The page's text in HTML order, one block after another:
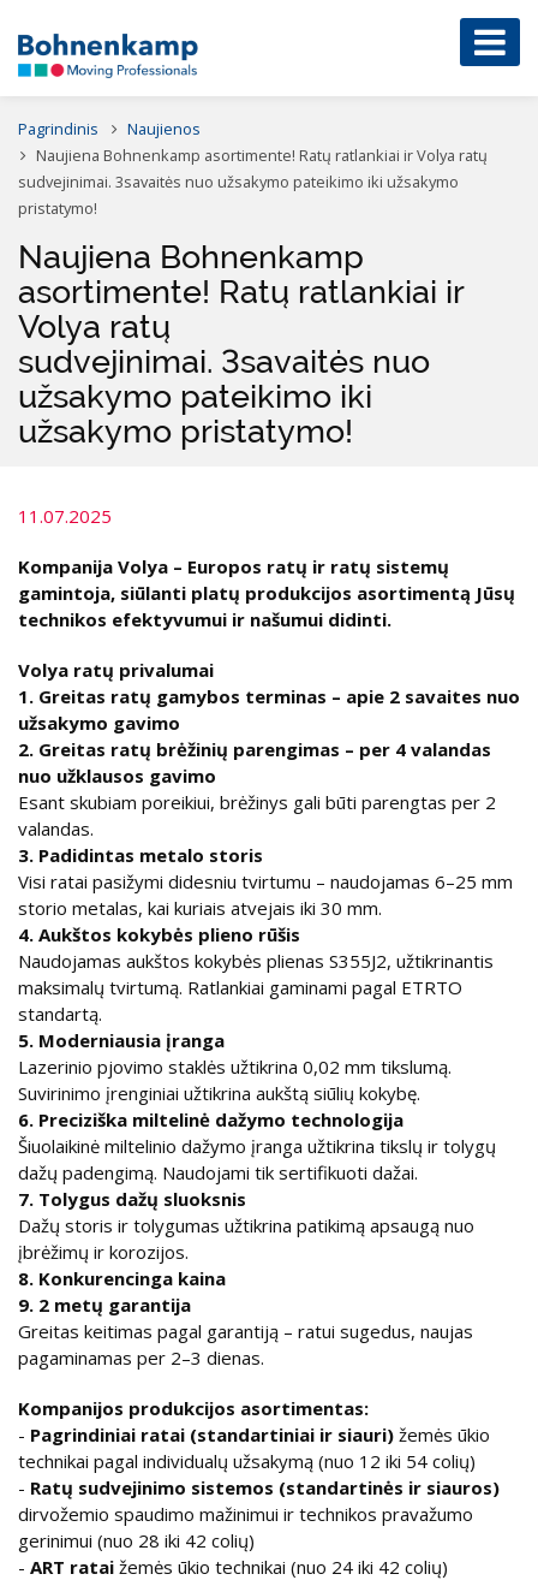
Pagrindinis
Naujienos
Naujiena Bohnenkamp asortimente! Ratų ratlankiai ir Volya ratų
sudvejinimai. 3savaitės nuo užsakymo pateikimo iki užsakymo
pristatymo!
Naujiena Bohnenkamp
asortimente! Ratų ratlankiai ir
Volya ratų
sudvejinimai. 3savaitės nuo
užsakymo pateikimo iki
užsakymo pristatymo!
11.07.2025
Kompanija Volya – Europos ratų ir ratų sistemų
gamintoja, siūlanti platų produkcijos asortimentą Jūsų
technikos efektyvumui ir našumui didinti.
Volya ratų privalumai
1. Greitas ratų gamybos terminas – apie 2 savaites nuo
užsakymo gavimo
2. Greitas ratų brėžinių parengimas – per 4 valandas
nuo užklausos gavimo
Esant skubiam poreikiui, brėžinys gali būti parengtas per 2
valandas.
3. Padidintas metalo storis
Visi ratai pasižymi didesniu tvirtumu – naudojamas 6–25 mm
storio metalas, kai kuriais atvejais iki 30 mm.
4. Aukštos kokybės plieno rūšis
Naudojamas aukštos kokybės plienas S355J2, užtikrinantis
maksimalų tvirtumą. Ratlankiai gaminami pagal ETRTO
standartą.
5. Moderniausia įranga
Lazerinio pjovimo staklės užtikrina 0,02 mm tikslumą.
Suvirinimo įrenginiai užtikrina aukštą siūlių kokybę.
6. Preciziška miltelinė dažymo technologija
Šiuolaikinė miltelinio dažymo įranga užtikrina tikslų ir tolygų
dažų padengimą. Naudojami tik sertifikuoti dažai.
7. Tolygus dažų sluoksnis
Dažų storis ir tolygumas užtikrina patikimą apsaugą nuo
įbrėžimų ir korozijos.
8. Konkurencinga kaina
9. 2 metų garantija
Greitas keitimas pagal garantiją – ratui sugedus, naujas
pagaminamas per 2–3 dienas.
Kompanijos produkcijos asortimentas:
- Pagrindiniai ratai (standartiniai ir siauri) žemės ūkio
technikai pagal individualų užsakymą (nuo 12 iki 54 colių)
- Ratų sudvejinimo sistemos (standartinės ir siauros)
dirvožemio spaudimo mažinimui ir technikos pravažumo
gerinimui (nuo 28 iki 42 colių)
- ART ratai žemės ūkio technikai (nuo 24 iki 42 colių)